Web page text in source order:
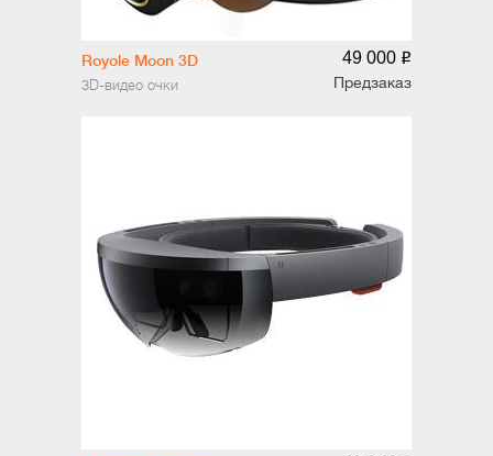
Royole Moon 3D
3D-видео очки
49 000 o
Предзаказ